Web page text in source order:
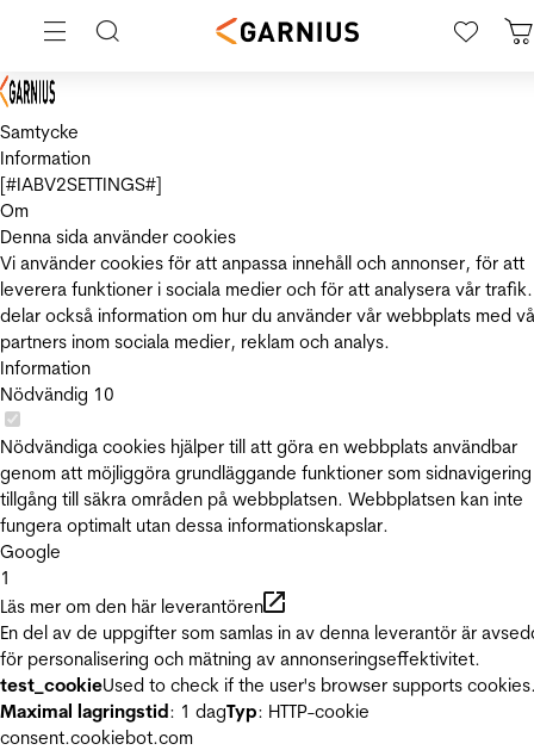
Samtycke
Information
[#IABV2SETTINGS#]
Om
Denna sida använder cookies
Vi använder cookies för att anpassa innehåll och annonser, för att
leverera funktioner i sociala medier och för att analysera vår
delar också information om hur du använder vår webbplats med
partners inom sociala medier, reklam och analys.
Information
Nödvändig 10
Nödvändiga cookies hjälper till att göra en webbplats användbar
genom att möjliggöra grundläggande funktioner som
tillgång till säkra områden på webbplatsen. Webbplatsen kan inte
fungera optimalt utan dessa informationskapslar.
Google
1
Läs mer om den här leverantören
En del av de uppgifter som samlas in av denna leverantör är
för personalisering och mätning av annonseringseffektivitet.
test_cookieUsed to check if the user's browser supports
Maximal lagringstid: 1 dagTyp: HTTP-cookie
consent.cookiebot.com